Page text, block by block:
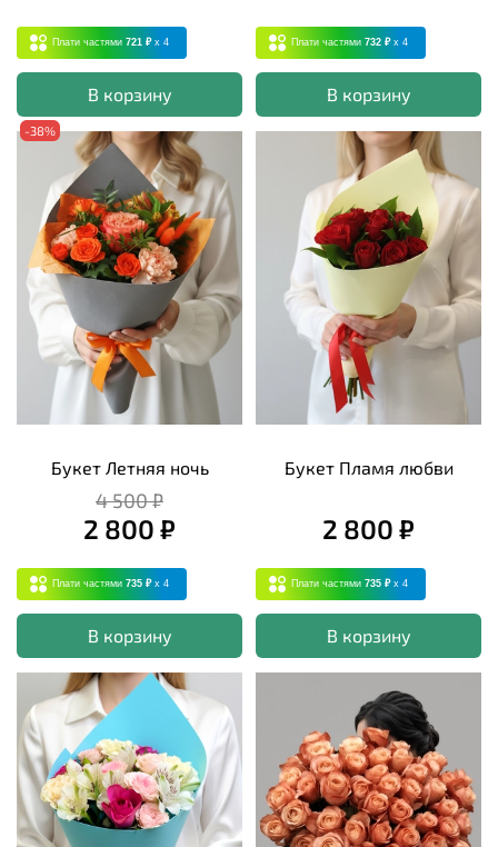
Плати частями 721 ₽ x 4
В корзину
Плати частями 732 ₽ x 4
В корзину
-38%
Букет Летняя ночь
4 500 ₽
2 800 ₽
Плати частями 735 ₽ x 4
В корзину
Букет Пламя любви
2 800 ₽
Плати частями 735 ₽ x 4
В корзину